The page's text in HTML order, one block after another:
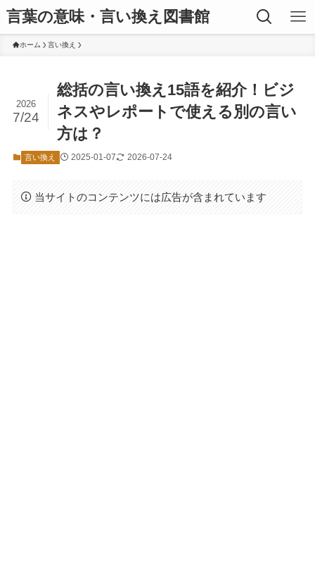
言葉の意味・言い換え図書館
ホーム 言い換え
総括の言い換え15語を紹介！ビジ
ネスやレポートで使える別の言い
方は？
2026
7/24
言い換え 2025-01-07 2026-07-24
当サイトのコンテンツには広告が含まれています